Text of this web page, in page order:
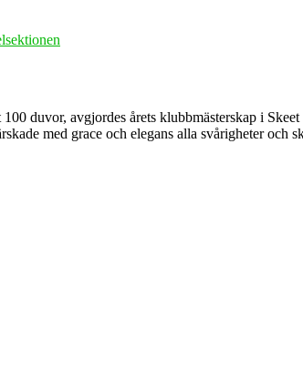
duvor, avgjordes årets klubbmästerskap i
med grace och elegans alla svårigheter och